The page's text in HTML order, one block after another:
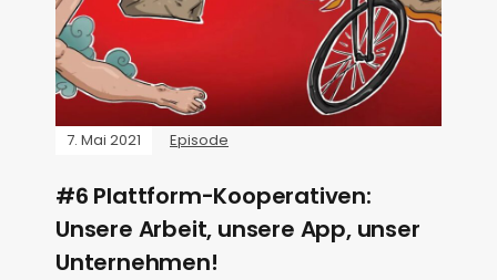
7. Mai 2021 Episode
#6 Plattform-Kooperativen:
Unsere Arbeit, unsere App, unser
Unternehmen!